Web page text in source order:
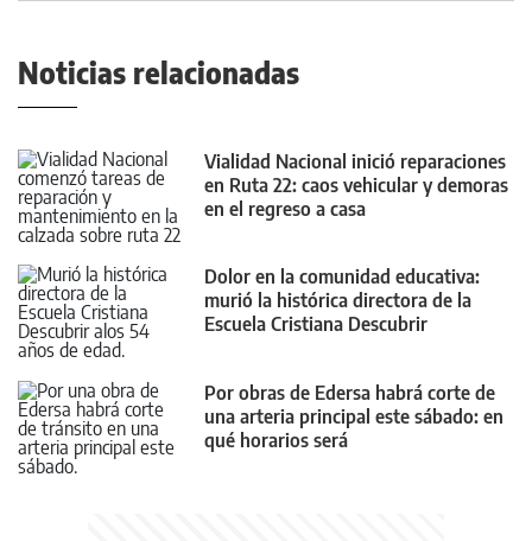
Noticias relacionadas
Vialidad Nacional inició reparaciones
en Ruta 22: caos vehicular y demoras
en el regreso a casa
Dolor en la comunidad educativa:
murió la histórica directora de la
Escuela Cristiana Descubrir
Por obras de Edersa habrá corte de
una arteria principal este sábado: en
qué horarios será